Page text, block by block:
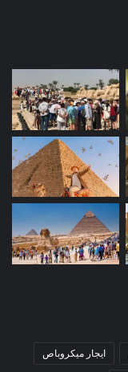
ايجار ميكروباص